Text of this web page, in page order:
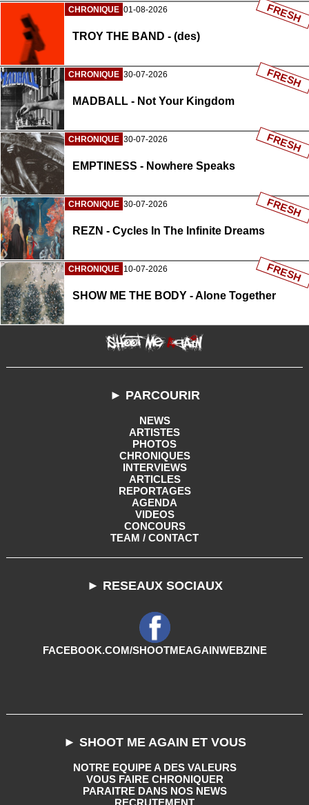
CHRONIQUE 01-08-2026
TROY THE BAND - (des)
FRESH
CHRONIQUE 30-07-2026
MADBALL - Not Your Kingdom
FRESH
CHRONIQUE 30-07-2026
EMPTINESS - Nowhere Speaks
FRESH
CHRONIQUE 30-07-2026
REZN - Cycles In The Infinite Dreams
FRESH
CHRONIQUE 10-07-2026
SHOW ME THE BODY - Alone Together
FRESH
► PARCOURIR
NEWS
ARTISTES
PHOTOS
CHRONIQUES
INTERVIEWS
ARTICLES
REPORTAGES
AGENDA
VIDEOS
CONCOURS
TEAM / CONTACT
► RESEAUX SOCIAUX
FACEBOOK.COM/SHOOTMEAGAINWEBZINE
► SHOOT ME AGAIN ET VOUS
NOTRE EQUIPE A DES VALEURS
VOUS FAIRE CHRONIQUER
PARAITRE DANS NOS NEWS